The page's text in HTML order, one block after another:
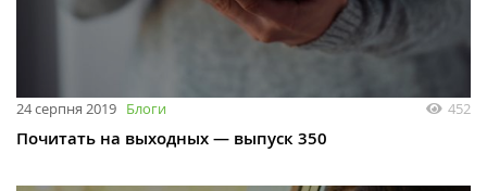
24 серпня 2019 Блоги 452
Почитать на выходных — выпуск 350